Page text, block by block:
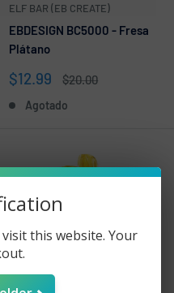
ELF BAR (EB CREATE)
EBDESIGN BC5000 - Fresa
Plátano
Precio
venta
$12.99
Precio
$20.00
Agotado
this website. Your